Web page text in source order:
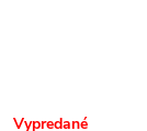
Vypredané